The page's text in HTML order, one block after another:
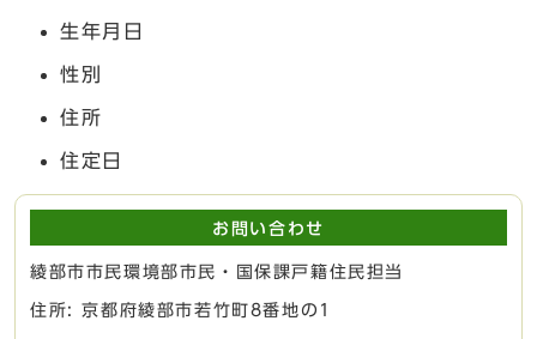
生年月日
性別
住所
住定日
お問い合わせ
綾部市市民環境部市民・国保課戸籍住民担当
住所: 京都府綾部市若竹町8番地の1